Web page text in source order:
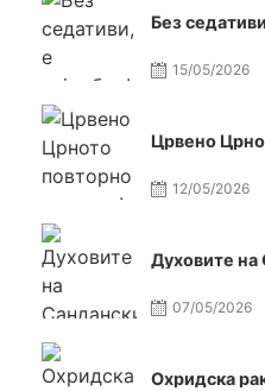
Без
15/05/2026
Црвено
12/05/2026
Духовите на
07/05/2026
Охридска